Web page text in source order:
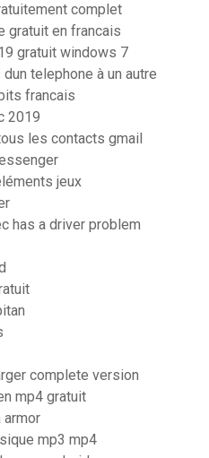
complet
gratuit en francais
gratuit windows 7
telephone à un autre
francais
2019
les contacts gmail
jeux
has a driver problem
complete version
mp4 gratuit
armor
mp3 mp4